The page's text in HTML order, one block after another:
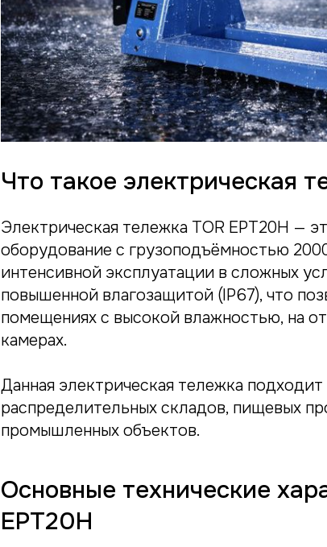
Что такое электрическая
Электрическая тележка TOR EPT20H —
оборудование с грузоподъёмностью
интенсивной эксплуатации в сложных
повышенной влагозащитой (IP67), что
помещениях с высокой влажностью, на
камерах.
Данная электрическая тележка
распределительных складов, пищевых
промышленных объектов.
Основные технические
EPT20H